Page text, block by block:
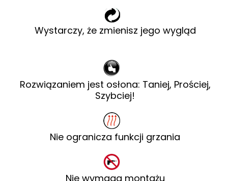
Wystarczy, że zmienisz jego wygląd
Rozwiązaniem jest osłona: Taniej, Prościej,
Szybciej!
Nie ogranicza funkcji grzania
Nie wymaga montażu